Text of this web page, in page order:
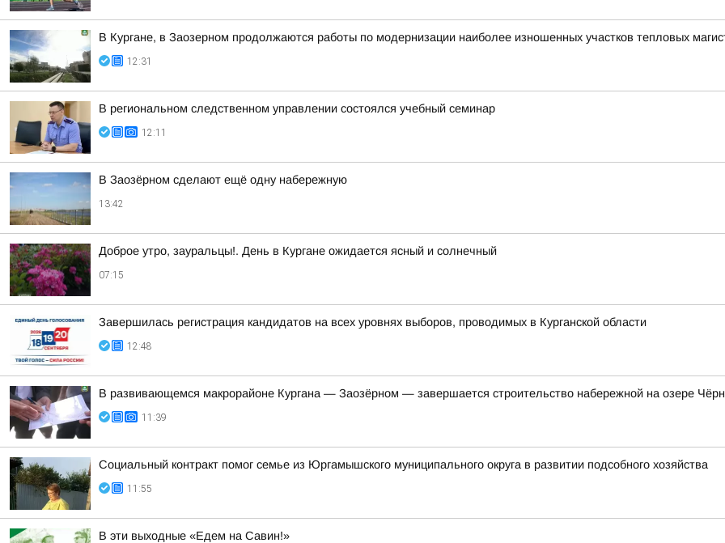
В Кургане, в Заозерном продолжаются работы по модернизации наиболее изношенных участков тепловых
12:31
В региональном следственном управлении состоялся учебный семинар
12:11
В Заозёрном сделают ещё одну набережную
13:42
Доброе утро, зауральцы!. День в Кургане ожидается ясный и солнечный
07:15
Завершилась регистрация кандидатов на всех уровнях выборов, проводимых в Курганской области
12:48
В развивающемся макрорайоне Кургана — Заозёрном — завершается строительство набережной на озере
11:39
Социальный контракт помог семье из Юргамышского муниципального округа в развитии подсобного хозяйства
11:55
В эти выходные «Едем на Савин!»